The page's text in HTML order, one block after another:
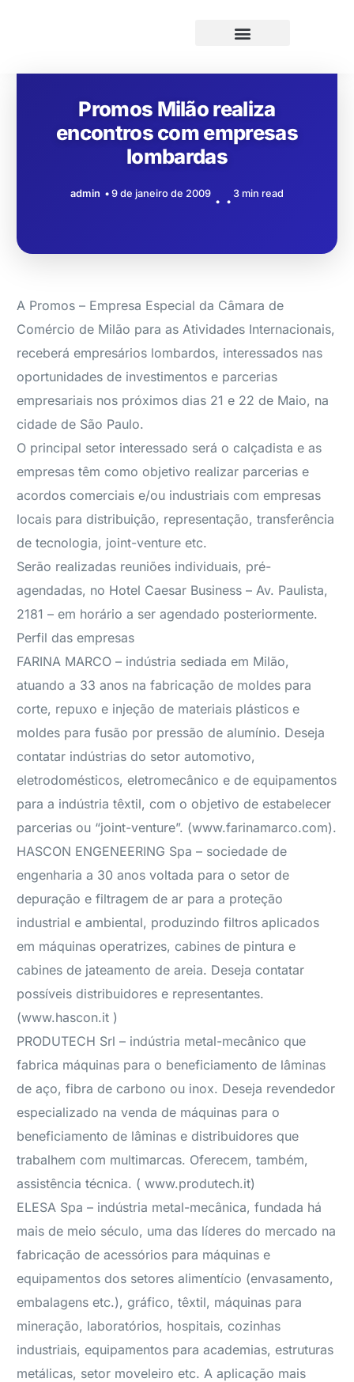
Promos Milão realiza
encontros com empresas
lombardas
admin 9 de janeiro de 2009 3 min read
A Promos – Empresa Especial da Câmara de
Comércio de Milão para as Atividades Internacionais,
receberá empresários lombardos, interessados nas
oportunidades de investimentos e parcerias
empresariais nos próximos dias 21 e 22 de Maio, na
cidade de São Paulo.
O principal setor interessado será o calçadista e as
empresas têm como objetivo realizar parcerias e
acordos comerciais e/ou industriais com empresas
locais para distribuição, representação, transferência
de tecnologia, joint-venture etc.
Serão realizadas reuniões individuais, pré-
agendadas, no Hotel Caesar Business – Av. Paulista,
2181 – em horário a ser agendado posteriormente.
Perfil das empresas
FARINA MARCO – indústria sediada em Milão,
atuando a 33 anos na fabricação de moldes para
corte, repuxo e injeção de materiais plásticos e
moldes para fusão por pressão de alumínio. Deseja
contatar indústrias do setor automotivo,
eletrodomésticos, eletromecânico e de equipamentos
para a indústria têxtil, com o objetivo de estabelecer
parcerias ou “joint-venture”. (www.farinamarco.com).
HASCON ENGENEERING Spa – sociedade de
engenharia a 30 anos voltada para o setor de
depuração e filtragem de ar para a proteção
industrial e ambiental, produzindo filtros aplicados
em máquinas operatrizes, cabines de pintura e
cabines de jateamento de areia. Deseja contatar
possíveis distribuidores e representantes.
(www.hascon.it )
PRODUTECH Srl – indústria metal-mecânico que
fabrica máquinas para o beneficiamento de lâminas
de aço, fibra de carbono ou inox. Deseja revendedor
especializado na venda de máquinas para o
beneficiamento de lâminas e distribuidores que
trabalhem com multimarcas. Oferecem, também,
assistência técnica. ( www.produtech.it)
ELESA Spa – indústria metal-mecânica, fundada há
mais de meio século, uma das líderes do mercado na
fabricação de acessórios para máquinas e
equipamentos dos setores alimentício (envasamento,
embalagens etc.), gráfico, têxtil, máquinas para
mineração, laboratórios, hospitais, cozinhas
industriais, equipamentos para academias, estruturas
metálicas, setor moveleiro etc. A aplicação mais